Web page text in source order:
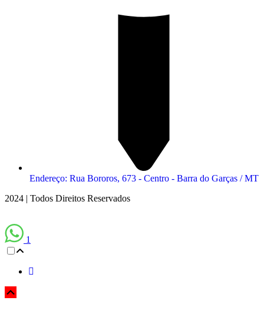
Endereço: Rua Bororos, 673 - Centro - Barra do Garças / MT
2024 | Todos Direitos Reservados
1